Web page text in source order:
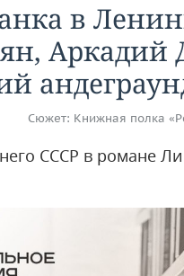
в
Аркадий
Сюжет: Книжная полка
СССР в романе